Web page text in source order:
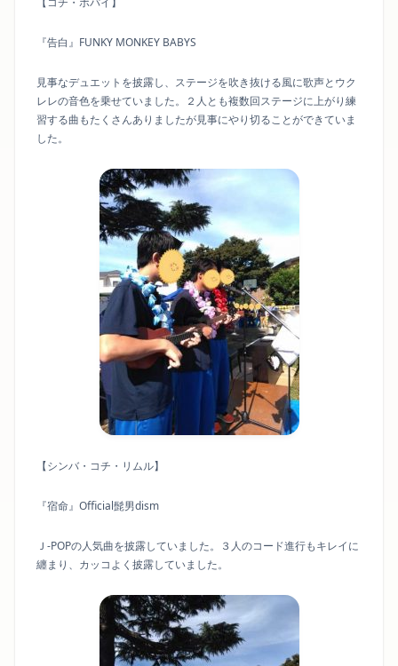
『告白』FUNKY MONKEY BABYS
見事なデュエットを披露し、ステージを吹き抜ける風に歌声とウク
レレの音色を乗せていました。２人とも複数回ステージに上がり練
習する曲もたくさんありましたが見事にやり切ることができていま
した。
【シンバ・コチ・リムル】
『宿命』Official髭男dism
Ｊ-POPの人気曲を披露していました。３人のコード進行もキレイに
纏まり、カッコよく披露していました。